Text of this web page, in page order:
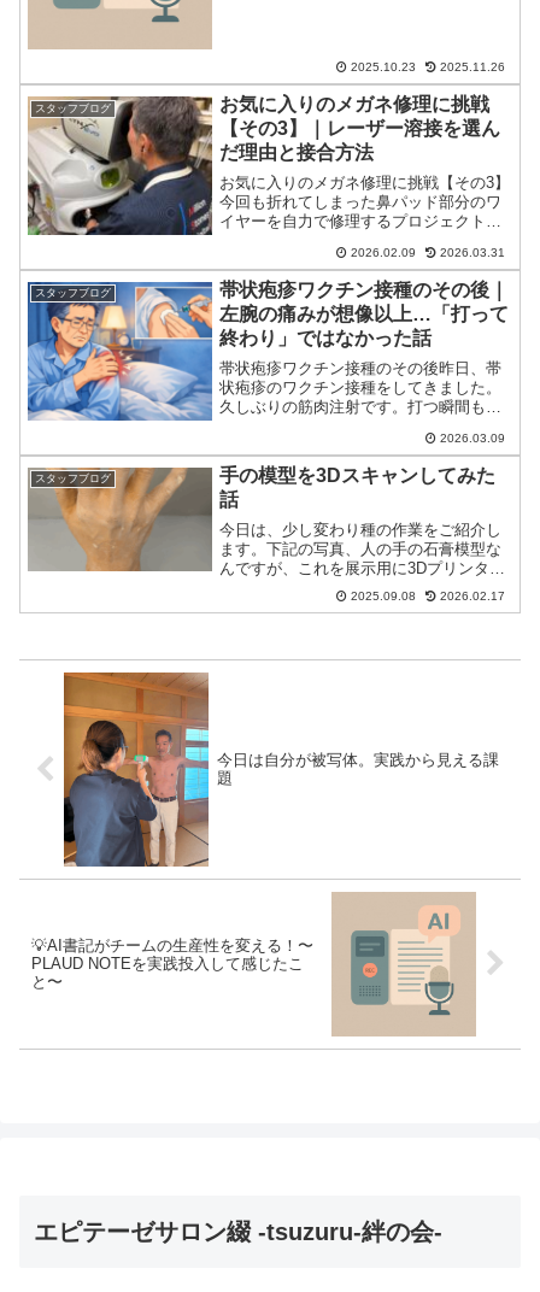
2025.10.23 2025.11.26
スタッフブログ
お気に入りのメガネ修理に挑戦
【その3】｜レーザー溶接を選ん
だ理由と接合方法
お気に入りのメガネ修理に挑戦【その3】
今回も折れてしまった鼻パッド部分のワ
イヤーを自力で修理するプロジェクトの
用ワイヤー（PGA-12）を使い ワイヤー
の成形 軟化・硬化の熱処理 接合方法の検
討までを進...
2026.02.09 2026.03.31
スタッフブログ
帯状疱疹ワクチン接種のその後｜
左腕の痛みが想像以上…「打って
終わり」ではなかった話
帯状疱疹ワクチン接種のその後昨日、帯
状疱疹のワクチン接種をしてきました。
久しぶりの筋肉注射です。打つ瞬間もそ
なものかな」と、その時は案外あっさり
受け止めていました。ところが午後にな
ると、様子が少し変わって...
2026.03.09
スタッフブログ
手の模型を3Dスキャンしてみた
話
今日は、少し変わり種の作業をご紹介し
ます。下記の写真、人の手の石膏模型な
んですが、これを展示用に3Dプリンター
で造形したいと思い立ちました。さて、
どうやってスキャンしよう…？最初に試
2025.09.08 2026.02.17
今日は自分が被写体。実践から見える課
題
💡AI書記がチームの生産性を変える！〜
PLAUD NOTEを実践投入して感じたこ
と〜
エピテーゼサロン綴 -tsuzuru-絆の会-